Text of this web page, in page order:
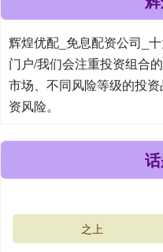
辉煌优配_免息配资公司_
门户/我们会注重投资组合
市场、不同风险等级的投
资风险。
之上